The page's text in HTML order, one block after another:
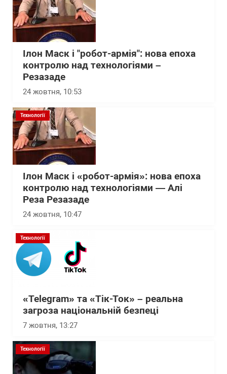
Ілон Маск і "робот-армія": нова епоха
контролю над технологіями –
Резазаде
24 жовтня, 10:53
Технології
Ілон Маск і «робот-армія»: нова епоха
контролю над технологіями — Алі
Реза Резазаде
24 жовтня, 10:47
Технології
«Telegram» та «Tік-Ток» – реальна
загроза національній безпеці
7 жовтня, 13:27
Технології